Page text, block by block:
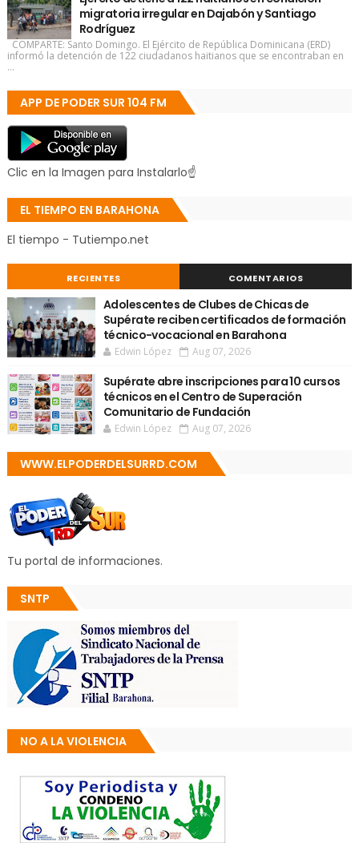
migratoria irregular en Dajabón y Santiago
Rodríguez
COMPARTE: Santo Domingo. El Ejército de República Dominicana (ERD)
informó la detención de 122 ciudadanos haitianos que se encontraban en
...
APP DE PODER SUR 104 FM
Clic en la Imagen para Instalarlo☝
EL TIEMPO EN BARAHONA
El tiempo - Tutiempo.net
RECIENTES COMENTARIOS
Adolescentes de Clubes de Chicas de
Supérate reciben certificados de formación
técnico-vocacional en Barahona
Edwin López Aug 07, 2026
Supérate abre inscripciones para 10 cursos
técnicos en el Centro de Superación
Comunitario de Fundación
Edwin López Aug 07, 2026
WWW.ELPODERDELSURRD.COM
Tu portal de informaciones.
SNTP
NO A LA VIOLENCIA